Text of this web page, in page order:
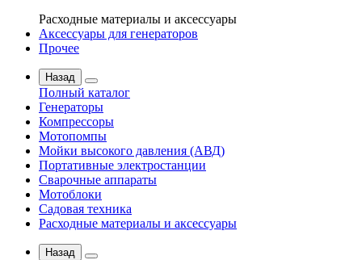
Расходные материалы и аксессуары
Аксессуары для генераторов
Прочее
Назад
Полный каталог
Генераторы
Компрессоры
Мотопомпы
Мойки высокого давления (АВД)
Портативные электростанции
Сварочные аппараты
Мотоблоки
Садовая техника
Расходные материалы и аксессуары
Назад